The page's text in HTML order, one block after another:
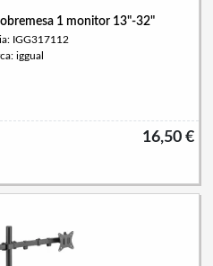
1 monitor 13"-32"
IGG317112
iggual
16,50 €